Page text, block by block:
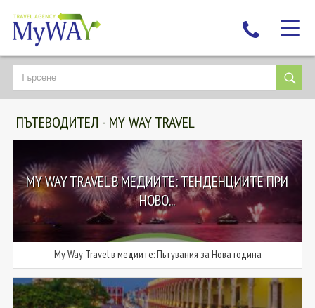
НАЙ-ТЪРСЕНИ
ДЕСТИНАЦИИ
ЕКЗОТИЧНИ ПОЧИВКИ
КРУИЗИ
НОВА ГОДИНА
ПЪТУВАЙТЕ С ДЕЦА
ЛЮБОПИТНО
ЗА НАС
КОНТАКТИ
ПЪТЕВОДИТЕЛ - MY WAY TRAVEL
MY WAY TRAVEL В МЕДИИТЕ: ТЕНДЕНЦИИТЕ ПРИ
НОВО...
My Way Travel в медиите: Пътувания за Нова година